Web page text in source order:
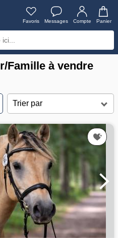
Favoris Messages Compte Panier
Famille à vendre